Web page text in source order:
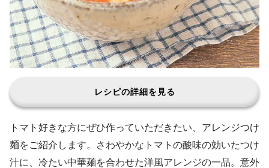
レシピの詳細を見る
トマト好きな方にぜひ作っていただきたい、アレンジつけ
麺をご紹介します。さわやかなトマトの酸味の効いたつけ
汁に、冷たい中華麺を合わせた洋風アレンジの一品。意外